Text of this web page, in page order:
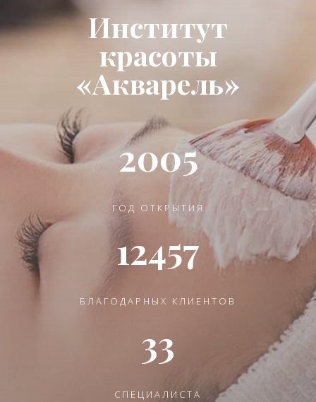
Институт
красоты
«Акварель»
2005
ГОД ОТКРЫТИЯ
12457
БЛАГОДАРНЫХ КЛИЕНТОВ
33
СПЕЦИАЛИСТА